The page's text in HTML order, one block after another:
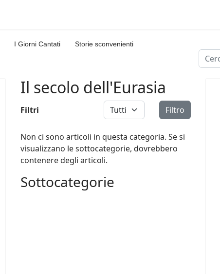
I Giorni Cantati Storie sconvenienti
Cerca
Il secolo dell'Eurasia
Filtri Visualizza # Filtro
Non ci sono articoli in questa categoria. Se si
visualizzano le sottocategorie, dovrebbero
contenere degli articoli.
Sottocategorie